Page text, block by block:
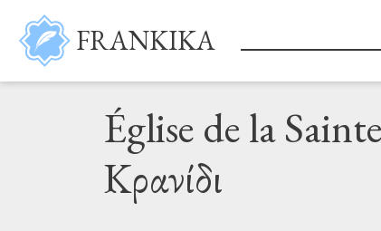
Salta al contenuto principale
FRANKIKA
Église de la
Κρανίδι